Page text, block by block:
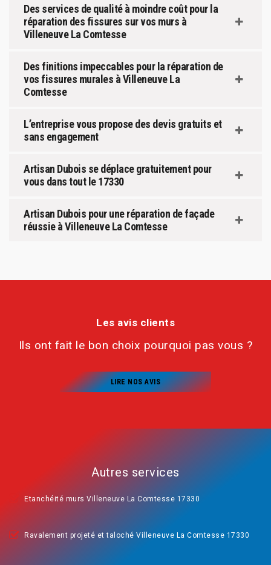
Des services de qualité à moindre coût pour la
réparation des fissures sur vos murs à
Villeneuve La Comtesse
Des finitions impeccables pour la réparation de
vos fissures murales à Villeneuve La
Comtesse
L’entreprise vous propose des devis gratuits et
sans engagement
Artisan Dubois se déplace gratuitement pour
vous dans tout le 17330
Artisan Dubois pour une réparation de façade
réussie à Villeneuve La Comtesse
Les avis clients
Ils ont fait le bon choix pourquoi pas vous ?
LIRE NOS AVIS
Autres services
Etanchéité murs Villeneuve La Comtesse 17330
Ravalement projeté et taloché Villeneuve La Comtesse 17330